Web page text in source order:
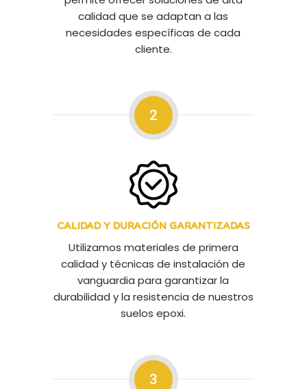
calidad que se adaptan a las
necesidades específicas de cada
cliente.
2
CALIDAD Y DURACIÓN GARANTIZADAS
Utilizamos materiales de primera
calidad y técnicas de instalación de
vanguardia para garantizar la
durabilidad y la resistencia de nuestros
suelos epoxi.
3